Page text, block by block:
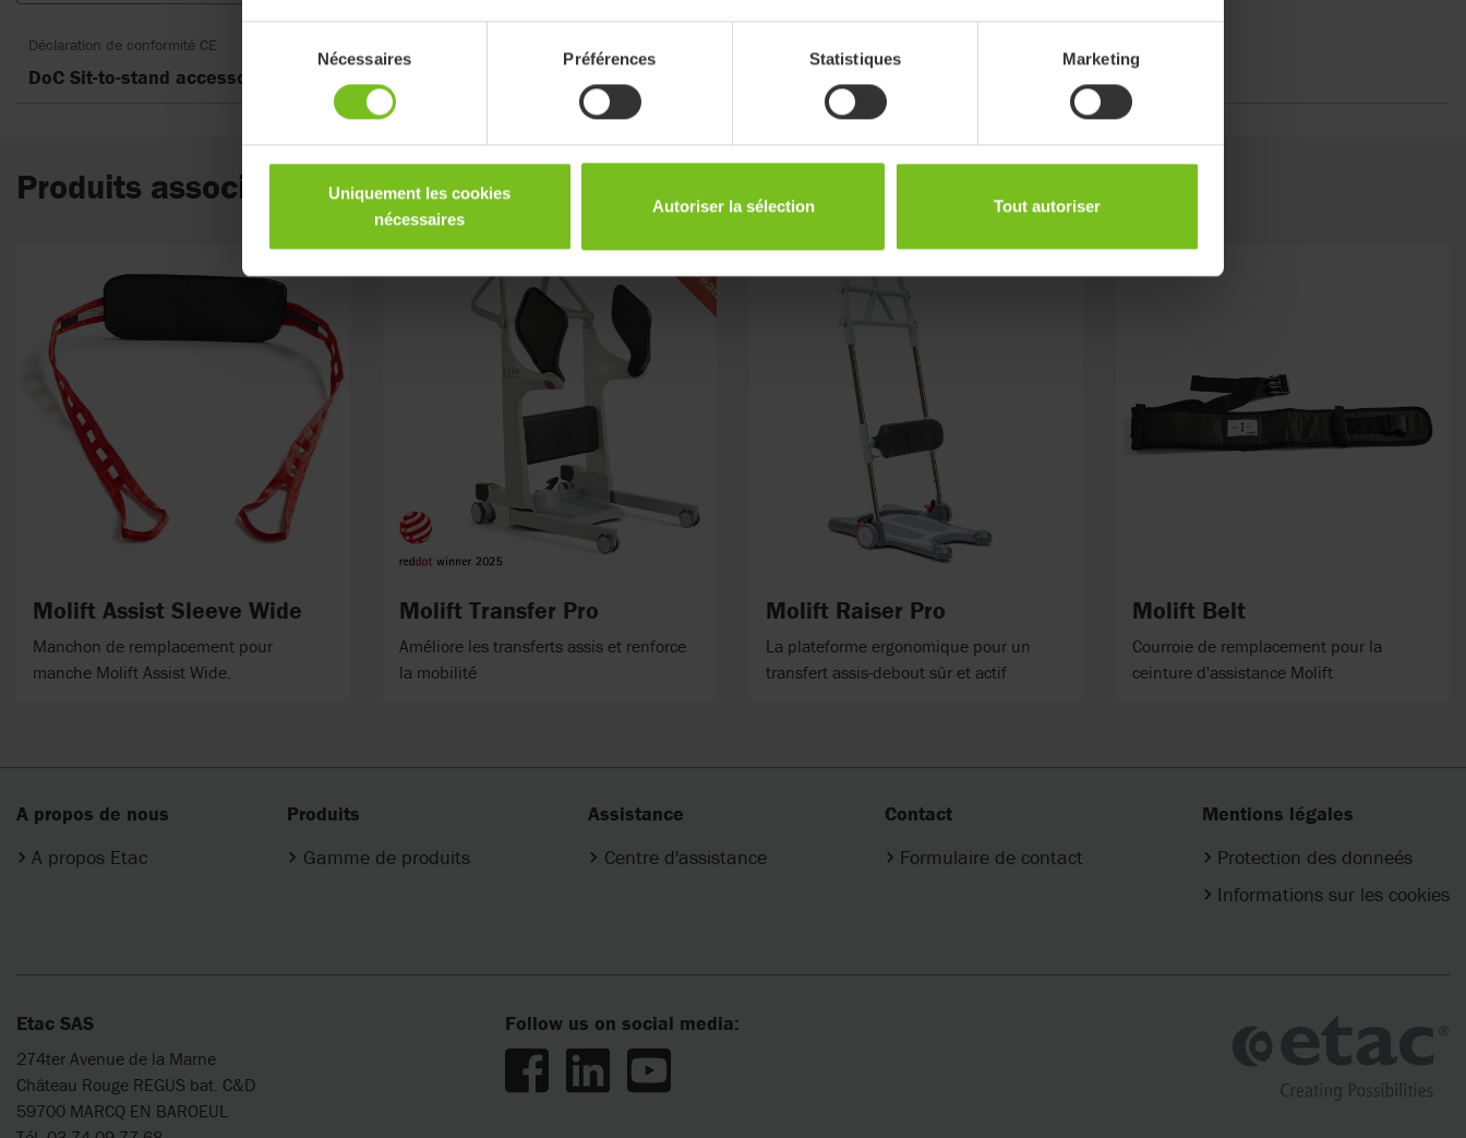
consentement
Nécessaires Préférences Statistiques Marketing
Uniquement les cookies
nécessaires
Autoriser la sélection Tout autoriser
Déclaration de conformité CE
DoC Sit-to-stand accessories Molift Assist, User Manual
Produits associés
Molift Assist Sleeve Wide
Manchon de remplacement pour
manche Molift Assist Wide.
Nouveau
Molift Transfer Pro
Améliore les transferts assis et renforce
la mobilité
Molift Raiser Pro
La plateforme ergonomique pour un
transfert assis-debout sûr et actif
Molift Belt
Courroie de remplacement pour la
ceinture d'assistance Molift
A propos de nous
A propos Etac
Produits
Gamme de produits
Assistance
Centre d'assistance
Contact
Formulaire de contact
Mentions légales
Protection des donneés
Informations sur les cookies
Etac SAS
274ter Avenue de la Marne
Château Rouge REGUS bat. C&D
59700 MARCQ EN BAROEUL
Follow us on social media: